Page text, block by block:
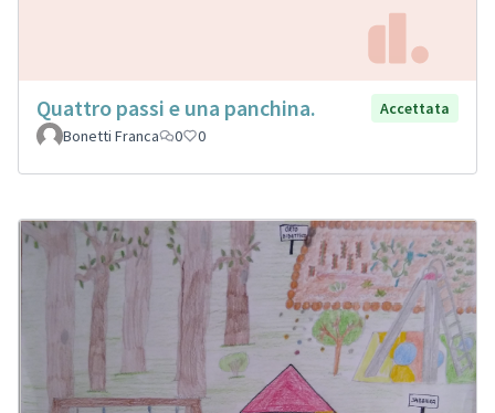
Quattro passi e una panchina.
Accettata
Bonetti Franca
0 0